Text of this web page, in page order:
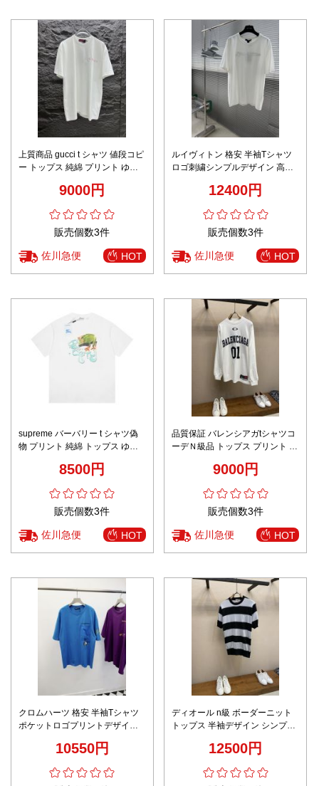
上質商品 gucci t シャツ 値段コピ
ー トップス 純綿 プリント ゆっ
9000円
販売個数3件
佐川急便 HOT
ルイヴィトン 格安 半袖Tシャツ
ロゴ刺繍シンプルデザイン 高評
12400円
販売個数3件
佐川急便 HOT
supreme バーバリー t シャツ偽
物 プリント 純綿 トップス ゆっ
8500円
販売個数3件
佐川急便 HOT
品質保証 バレンシアガtシャツコ
ーデＮ級品 トップス プリント 純
9000円
販売個数3件
佐川急便 HOT
クロムハーツ 格安 半袖Tシャツ
ポケットロゴプリントデザイン
10550円
ディオール n級 ボーダーニット
トップス 半袖デザイン シンプル
12500円